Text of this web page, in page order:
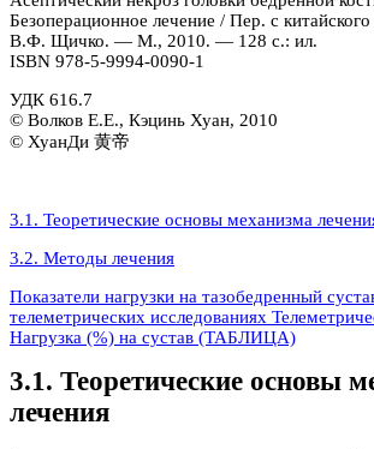
Безоперационное лечение / Пер. с китайского
В.Ф. Щичко. — М., 2010. — 128 с.: ил.
ISBN 978-5-9994-0090-1
УДК 616.7
© Волков Е.Е., Кэцинь Хуан, 2010
© ХуанДи 黄帝
3.1. Теоретические основы механизма
3.2. Методы лечения
Показатели нагрузки на тазобедренный
телеметрических исследованиях
Нагрузка (%) на сустав (ТАБЛИЦА)
3.1. Теоретические основы
лечения